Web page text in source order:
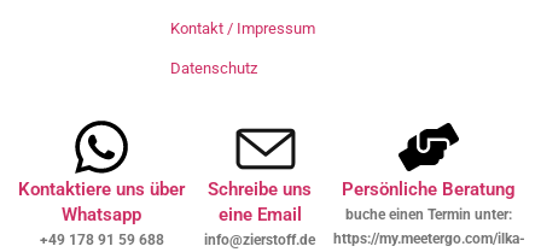
Kontakt / Impressum
Datenschutz
Kontaktiere uns über
Whatsapp
+49 178 91 59 688
Schreibe uns
eine Email
info@zierstoff.de
Persönliche Beratung
buche einen Termin unter:
https://my.meetergo.com/ilka-